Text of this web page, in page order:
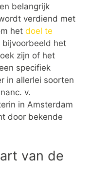
belangrijk
verdiend met
het doel te
bijvoorbeeld het
zijn of het
specifiek
in allerlei soorten
v.
in Amsterdam
door bekende
van de